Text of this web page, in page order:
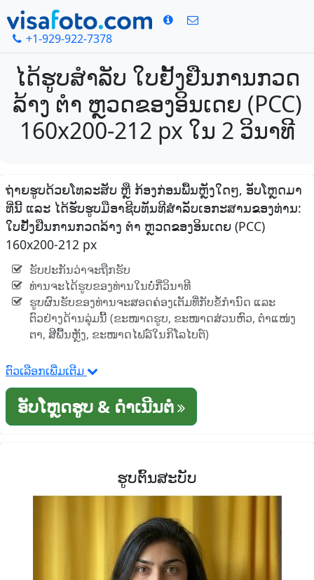
+1-929-922-7378
ໄດ້ຮູບສໍາລັບ ໃບຢັ້ງຢືນການກວດ
ລ້າງ ຕຳ ຫຼວດຂອງອິນເດຍ (PCC)
160x200-212 px ໃນ 2 ວິນາທີ
ຖ່າຍຮູບດ້ວຍໂທລະສັບ ຫຼື ກ້ອງກ່ອນພື້ນຫຼັງໃດໆ, ອັບໂຫຼດມາ
ທີ່ນີ້ ແລະ ໄດ້ຮັບຮູບມືອາຊີບທັນທີສໍາລັບເອກະສານຂອງທ່ານ:
ໃບຢັ້ງຢືນການກວດລ້າງ ຕຳ ຫຼວດຂອງອິນເດຍ (PCC)
160x200-212 px
ຮັບປະກັນວ່າຈະຖືກຮັບ
ທ່ານຈະໄດ້ຮູບຂອງທ່ານໃນບໍ່ກີ່ວິນາທີ
ຮູບຜົນຮັບຂອງທ່ານຈະສອດຄ່ອງເຕັມທີ່ກັບຂໍ້ກໍານົດ ແລະ
ຕົວຢ່າງດ້ານລຸ່ມນີ້ (ຂະໜາດຮູບ, ຂະໜາດສ່ວນຫົວ, ຕໍາແໜ່ງ
ຕາ, ສີພື້ນຫຼັງ, ຂະໜາດໄຟລ໌ໃນກິໂລໄບຕ໌)
ຕົວເລືອກເພີ່ມເຕີມ
ອັບໂຫຼດຮູບ & ດໍາເນີນຕໍ່
ຮູບຕົ້ນສະບັບ